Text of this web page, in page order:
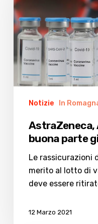
in
buona
parte
già
utilizzati,
ma…”
Notizie In
AstraZeneca,
buona parte
Le rassicurazioni
merito al lotto di
deve essere
12 Marzo 2021